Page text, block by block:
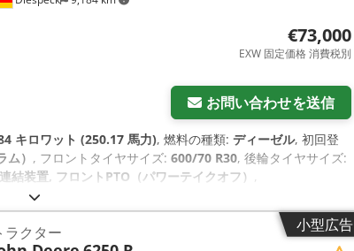
€73,000
EXW 固定価格 消費税別
お問い合わせを送信
キロワット (250.17 馬力), 燃料の種類: ディーゼル, 初回登
） , フロントタイヤサイズ: 600/70 R30, 後輪タイヤサイズ:
結装置, フロントPTO（パワーテイクオフ） ,
小型広告
ラクター